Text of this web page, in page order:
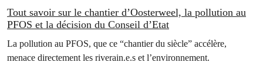
Tout savoir sur le chantier d’Oosterweel, la pollution au
PFOS et la décision du Conseil d’Etat
La pollution au PFOS, que ce “chantier du siècle” accélère,
menace directement les riverain.e.s et l’environnement.